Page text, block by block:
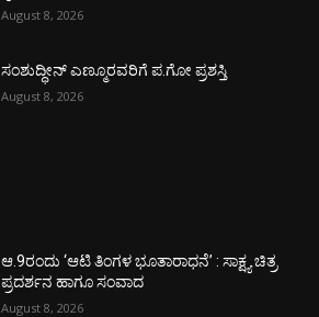
August 8, 2026
ಸಂಶುದ್ಧೀನ್ ಎಣ್ಮೂರವರಿಗೆ ಪ.ಗೋ ಪ್ರಶಸ್ತಿ
August 8, 2026
ಆ.9ರಂದು ‘ಆಟಿ ತಿಂಗಳ ಭೂತಾರಾಧನೆ’ : ಸಾಕ್ಷ್ಯ ಚಿತ್ರ
ಪ್ರದರ್ಶನ ಹಾಗೂ ಸಂವಾದ
August 8, 2026